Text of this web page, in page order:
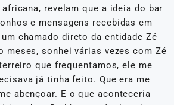
revelam que a ideia do bar
e mensagens recebidas em
chamado direto da entidade Zé
meses, sonhei várias vezes com Zé
que frequentamos, ele me
já tinha feito. Que era me
abençoar. E o que aconteceria